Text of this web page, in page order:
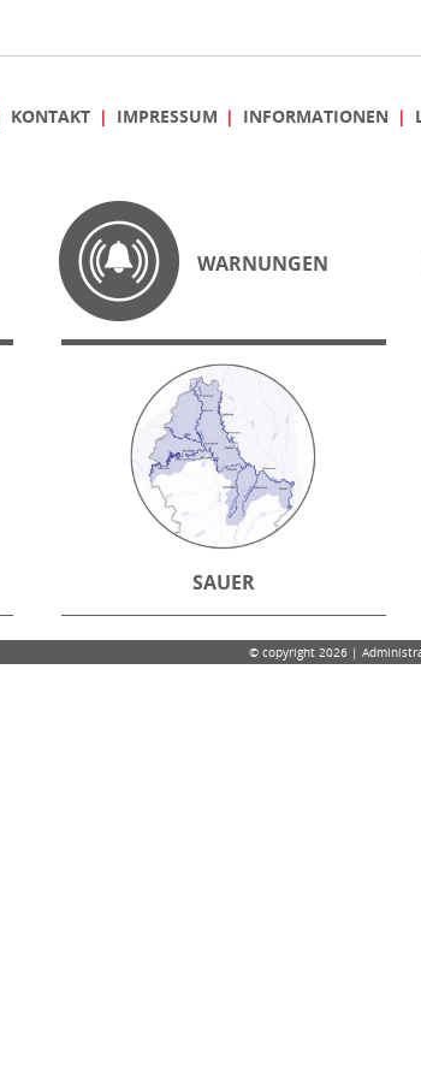
KONTAKT IMPRESSUM INFORMATIONEN
WARNUNGEN
SAUER
© copyright 2026 |